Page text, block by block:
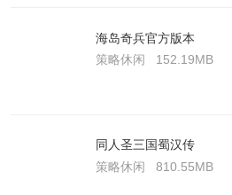
海岛奇兵官方版本
策略休闲
152.19MB
同人圣三国蜀汉传
策略休闲
810.55MB